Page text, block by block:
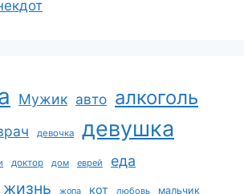
Мужик авто алкоголь
девочка девушка
доктор дом еврей еда
жизнь жопа кот любовь мальчик